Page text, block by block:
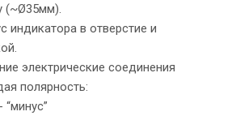
(~Ø35мм).
индикатора в отверстие и
электрические соединения
полярность: